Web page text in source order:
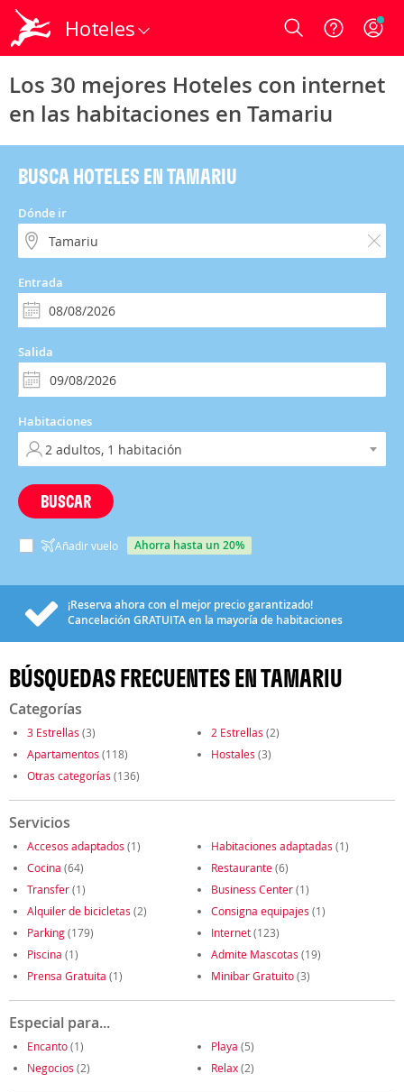
Hoteles Login
Los 30 mejores Hoteles con internet
en las habitaciones en Tamariu
BUSCA HOTELES EN TAMARIU
Dónde ir
Entrada
Salida
Habitaciones
BUSCAR
Añadir vuelo ahorra hasta un 20%
¡Reserva ahora con el mejor precio garantizado!
Cancelación GRATUITAen la mayoría de habitaciones
BÚSQUEDAS FRECUENTES EN TAMARIU
Categorías
3 Estrellas (3) 2 Estrellas (2)
Apartamentos (118) Hostales (3)
Otras categorías (136)
Servicios
Accesos adaptados (1) Habitaciones adaptadas (1)
Cocina (64) Restaurante(6)
Transfer(1) Business Center(1)
Alquiler de bicicletas (2) Consigna equipajes (1)
Parking(179) Internet(123)
Piscina (1) Admite Mascotas (19)
Prensa Gratuita (1) Minibar Gratuito(3)
Especial para...
Encanto(1) Playa (5)
Negocios (2) Relax(2)